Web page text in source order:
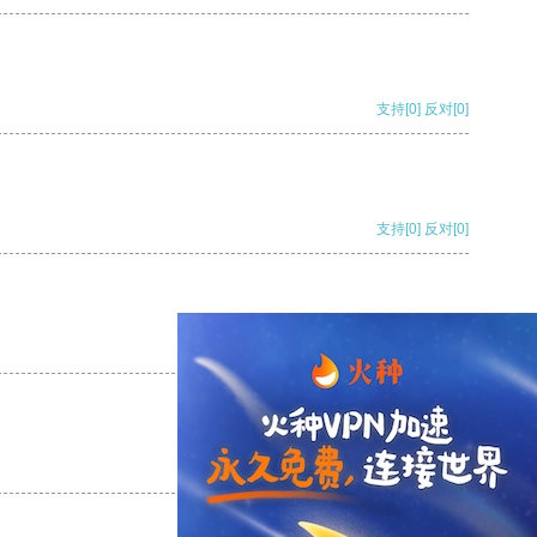
支持[0] 反对[0]
支持[0] 反对[0]
支持[0] 反对[0]